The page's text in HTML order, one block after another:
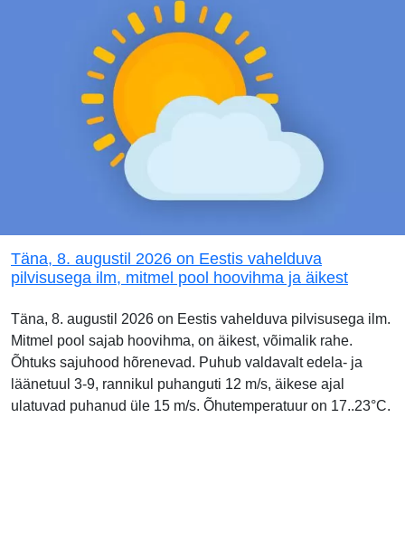
Täna, 8. augustil 2026 on Eestis vahelduva
pilvisusega ilm, mitmel pool hoovihma ja äikest
Täna, 8. augustil 2026 on Eestis vahelduva pilvisusega ilm.
Mitmel pool sajab hoovihma, on äikest, võimalik rahe.
Õhtuks sajuhood hõrenevad. Puhub valdavalt edela- ja
läänetuul 3-9, rannikul puhanguti 12 m/s, äikese ajal
ulatuvad puhanud üle 15 m/s. Õhutemperatuur on 17..23°C.